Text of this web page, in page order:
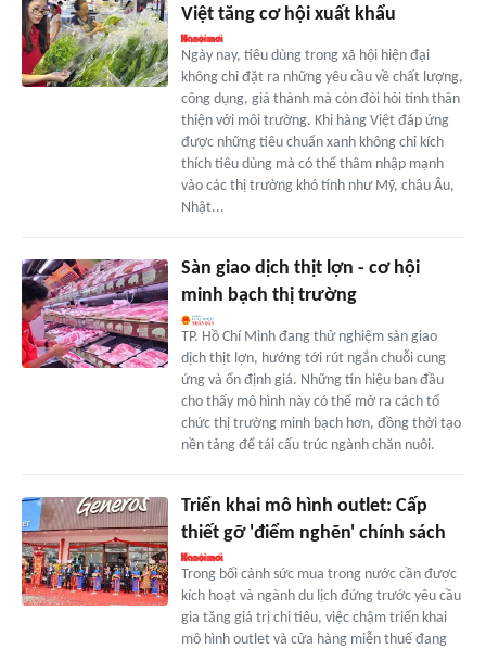
Việt tăng cơ hội xuất khẩu
Ngày nay, tiêu dùng trong xã hội hiện đại
không chỉ đặt ra những yêu cầu về chất lượng,
công dụng, giá thành mà còn đòi hỏi tính thân
thiện với môi trường. Khi hàng Việt đáp ứng
được những tiêu chuẩn xanh không chỉ kích
thích tiêu dùng mà có thể thâm nhập mạnh
vào các thị trường khó tính như Mỹ, châu Âu,
Nhật...
Sàn giao dịch thịt lợn - cơ hội
minh bạch thị trường
TP. Hồ Chí Minh đang thử nghiệm sàn giao
dịch thịt lợn, hướng tới rút ngắn chuỗi cung
ứng và ổn định giá. Những tín hiệu ban đầu
cho thấy mô hình này có thể mở ra cách tổ
chức thị trường minh bạch hơn, đồng thời tạo
nền tảng để tái cấu trúc ngành chăn nuôi.
Triển khai mô hình outlet: Cấp
thiết gỡ 'điểm nghẽn' chính sách
Trong bối cảnh sức mua trong nước cần được
kích hoạt và ngành du lịch đứng trước yêu cầu
gia tăng giá trị chi tiêu, việc chậm triển khai
mô hình outlet và cửa hàng miễn thuế đang